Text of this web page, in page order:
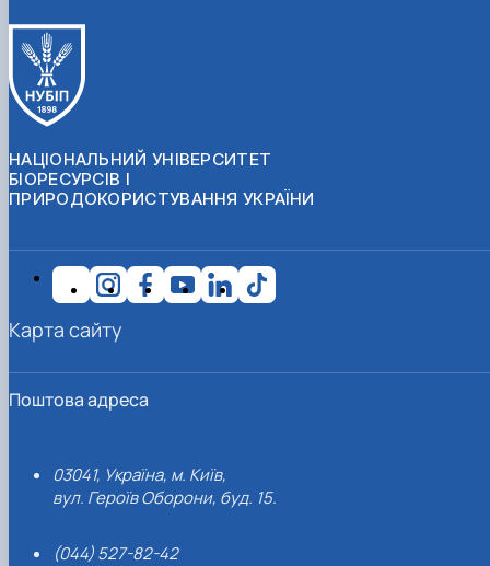
НАЦІОНАЛЬНИЙ УНІВЕРСИТЕТ
БІОРЕСУРСІВ І
ПРИРОДОКОРИСТУВАННЯ УКРАЇНИ
Поштова адреса
03041, Україна, м. Київ,
вул. Героїв Оборони, буд. 15.
(044) 527-82-42
Карта сайту